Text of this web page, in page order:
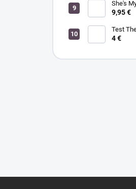
She's
9,95 €
Test
4 €